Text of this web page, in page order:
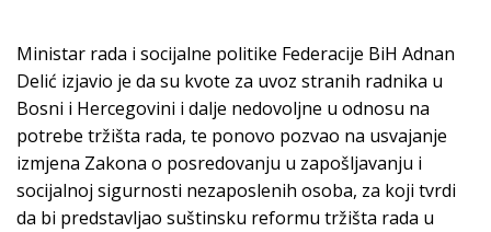
Ministar rada i socijalne politike Federacije BiH Adnan
Delić izjavio je da su kvote za uvoz stranih radnika u
Bosni i Hercegovini i dalje nedovoljne u odnosu na
potrebe tržišta rada, te ponovo pozvao na usvajanje
izmjena Zakona o posredovanju u zapošljavanju i
socijalnoj sigurnosti nezaposlenih osoba, za koji tvrdi
da bi predstavljao suštinsku reformu tržišta rada u